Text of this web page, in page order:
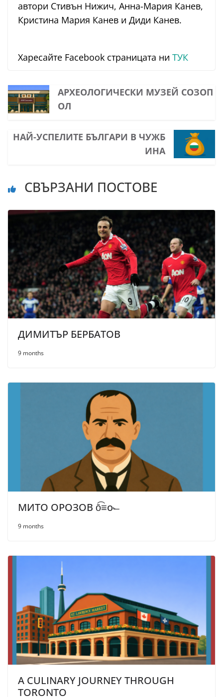
автори Стивън Нижич, Анна-Мария Канев,
Кристина Мария Канев и Диди Канев.
Харесайте Facebook страницата ни ТУК
АРХЕОЛОГИЧЕСКИ МУЗЕЙ СОЗОП
ОЛ
НАЙ-УСПЕЛИТЕ БЪЛГАРИ В ЧУЖБ
ИНА
СВЪРЗАНИ ПОСТОВЕ
ДИМИТЪР БЕРБАТОВ
9 months
МИТО ОРОЗОВ ō͡≡o˞̶
9 months
A CULINARY JOURNEY THROUGH
TORONTO